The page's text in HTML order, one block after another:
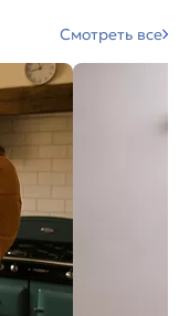
Смотреть все